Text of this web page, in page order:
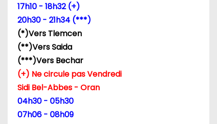
a
r
t
c
17h10 - 18h32 (+)
20h30 - 21h34 (***)
(*)Vers Tlemcen
(**)Vers Saida
(***)Vers Bechar
(+) Ne circule pas Vendredi
Sidi Bel-Abbes - Oran
04h30 - 05h30
07h06 - 08h09